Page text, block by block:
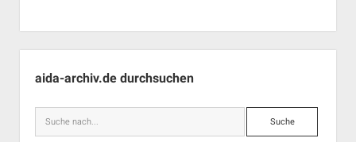
aida-archiv.de durchsuchen
Suche